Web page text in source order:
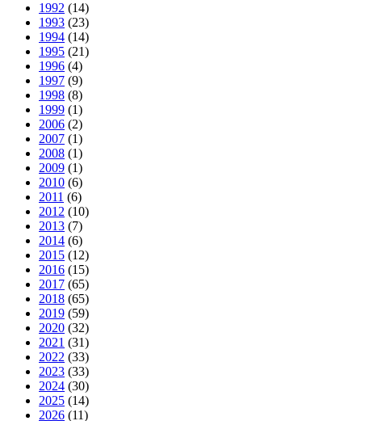
1992 (14)
1993 (23)
1994 (14)
1995 (21)
1996 (4)
1997 (9)
1998 (8)
1999 (1)
2006 (2)
2007 (1)
2008 (1)
2009 (1)
2010 (6)
2011 (6)
2012 (10)
2013 (7)
2014 (6)
2015 (12)
2016 (15)
2017 (65)
2018 (65)
2019 (59)
2020 (32)
2021 (31)
2022 (33)
2023 (33)
2024 (30)
2025 (14)
2026 (11)